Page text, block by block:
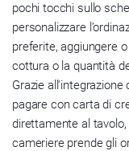
pochi tocchi sullo
personalizzare
preferite, aggiungere
cottura o la quantità
Grazie all'integrazione
pagare con carta di
direttamente al
cameriere prende gli